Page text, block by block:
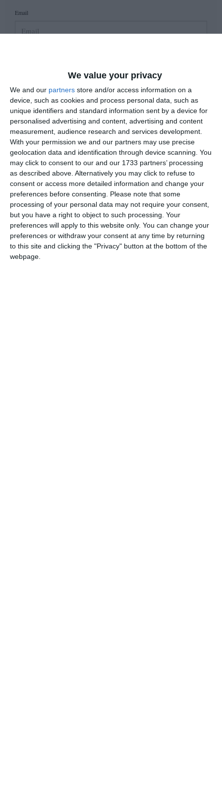
We value your privacy
We and our partners store and/or access information on a
device, such as cookies and process personal data, such as
unique identifiers and standard information sent by a device for
personalised advertising and content, advertising and content
measurement, audience research and services development.
With your permission we and our partners may use precise
geolocation data and identification through device scanning. You
may click to consent to our and our 1733 partners’ processing
as described above. Alternatively you may click to refuse to
consent or access more detailed information and change your
preferences before consenting. Please note that some
processing of your personal data may not require your consent,
but you have a right to object to such processing. Your
preferences will apply to this website only. You can change your
preferences or withdraw your consent at any time by returning
to this site and clicking the "Privacy" button at the bottom of the
webpage.
Email
Am citit si sunt de acord curegulile de postare.
Acest formular colectează numele, e-mailul şi conținutul mesajului, astfel încât
să putem urmări comentariile tale pe site. Nu vom folosi datele tale în alt scop.
Pentru mai multe informaţii, consultă politica noastră de confidenţialitate, unde vei
primi mai multe privind informaţii despre cum și de ce stocăm datele tale.
Posteaza comentariul
ARTICOLE ASEMANATOARE